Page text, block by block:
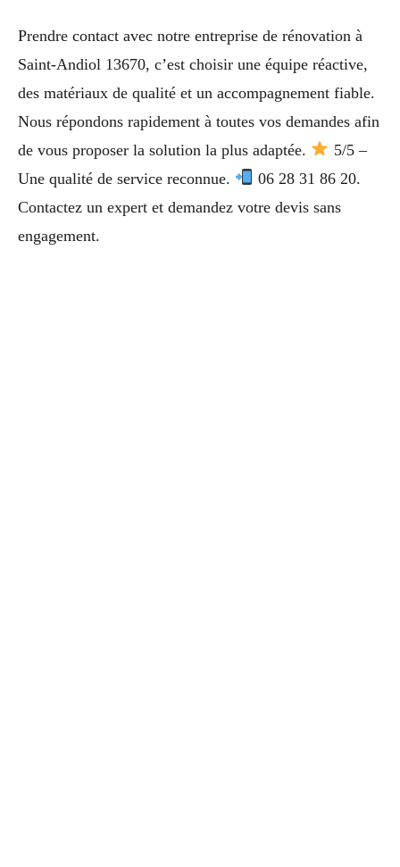
Prendre contact avec notre entreprise de rénovation à
Saint-Andiol 13670, c’est choisir une équipe réactive,
des matériaux de qualité et un accompagnement fiable.
Nous répondons rapidement à toutes vos demandes afin
de vous proposer la solution la plus adaptée.
5/5 –
Une qualité de service reconnue.
06 28 31 86 20.
Contactez un expert et demandez votre devis sans
engagement.